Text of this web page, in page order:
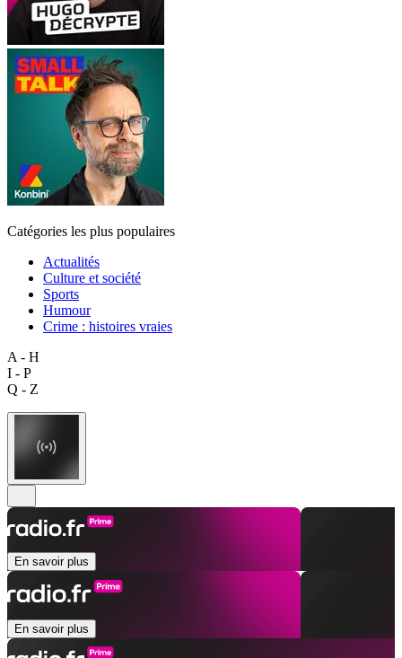
Catégories les plus populaires
Actualités
Culture et société
Sports
Humour
Crime : histoires vraies
A - H
I - P
Q - Z
En savoir plus
En savoir plus